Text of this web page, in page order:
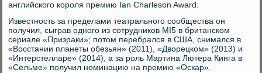
английского короля премию Ian Charleson Award.
Известность за пределами театрального сообщества он
получил, сыграв одного из сотрудников MI5 в британском
сериале «Призраки»; потом перебрался в США, снимался в
«Восстании планеты обезьян» (2011), «Дворецком» (2013) и
«Интерстелларе» (2014), а за роль Мартина Лютера Кинга в
«Сельме» получил номинацию на премию «Оскар».